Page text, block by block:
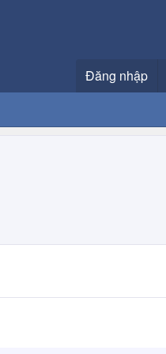
Đăng nhập